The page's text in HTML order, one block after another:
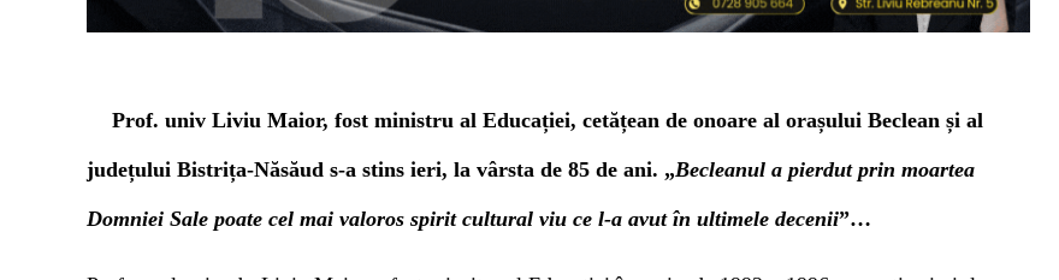
Prof. univ Liviu Maior, fost ministru al Educației, cetățean de onoare al orașului Beclean și al
județului Bistrița-Năsăud s-a stins ieri, la vârsta de 85 de ani. „Becleanul a pierdut prin moartea
Domniei Sale poate cel mai valoros spirit cultural viu ce l-a avut în ultimele decenii”…